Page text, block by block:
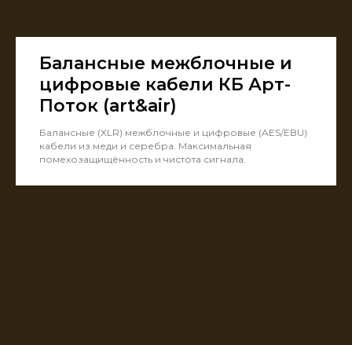
Балансные межблочные и
цифровые кабели КБ Арт-
Поток (art&air)
Балансные (XLR) межблочные и цифровые (AES/EBU)
кабели из меди и серебра. Максимальная
помехозащищённость и чистота сигнала.